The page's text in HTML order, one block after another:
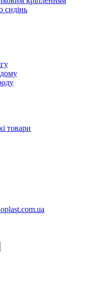
сидінь
товари